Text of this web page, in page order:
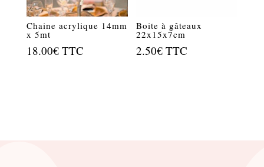
Chaine acrylique 14mm
x 5mt
18.00€ TTC
Boite à gâteaux
22x15x7cm
2.50€ TTC